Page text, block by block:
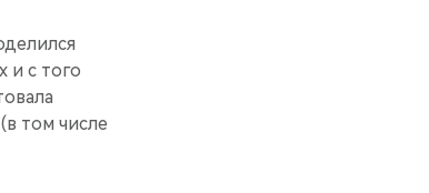
и с того
том числе